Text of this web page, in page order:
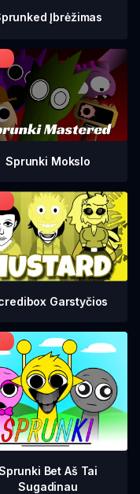
Įbrėžimas
Sprunki Mokslo
Garstyčios
Bet Aš Tai
Sugadinau